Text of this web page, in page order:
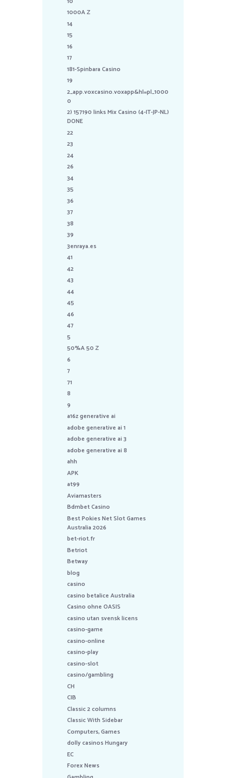
1000A Z
14
15
16
17
181-Spinbara Casino
19
2_app.voxcasino.voxapp&hl=pl_1000
0
2) 157190 links Mix Casino (4-IT-JP-NL)
DONE
22
23
24
26
34
35
36
37
38
39
3enraya.es
41
42
43
44
45
46
47
5
50%A 50 Z
6
7
71
8
9
a16z generative ai
adobe generative ai 1
adobe generative ai 3
adobe generative ai 8
ahh
APK
at99
Aviamasters
Bdmbet Casino
Best Pokies Net Slot Games
Australia 2026
bet-riot.fr
Betriot
Betway
blog
casino
casino betalice Australia
Casino ohne OASIS
casino utan svensk licens
casino-game
casino-online
casino-play
casino-slot
casino/gambling
CH
CIB
Classic 2 columns
Classic With Sidebar
Computers, Games
dolly casinos Hungary
EC
Forex News